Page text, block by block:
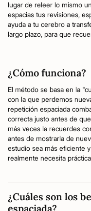
lugar de releer lo mismo
espacias tus revisiones,
ayuda a tu cerebro a
largo plazo, para que
¿Cómo funciona?
El método se basa en la
con la que perdemos
repetición espaciada
correcta justo antes de
más veces la recuerdes
antes de mostrarla de
estudio sea más eficiente
realmente necesita
¿Cuáles son los
espaciada?